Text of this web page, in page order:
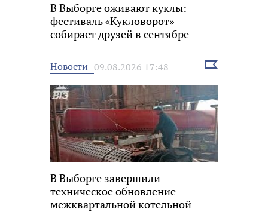
В Выборге оживают куклы:
фестиваль «Кукловорот»
собирает друзей в сентябре
Новости 09.08.2026 17:48
Выбрать
В Выборге завершили
техническое обновление
межквартальной котельной